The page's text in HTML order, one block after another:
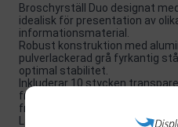
Broschyrställ Duo designat
idealisk för presentation av
informationsmaterial.
Robust konstruktion med
pulverlackerad grå fyrkantig
optimal stabilitet.
Inkluderar 10 stycken
framhäver dina broschyrer
från innehållet.
Lätt att montera,